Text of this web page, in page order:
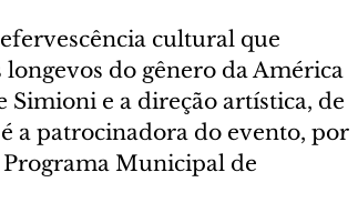
cultural que
do gênero da América
Simioni e a direção artística, de
a patrocinadora do evento, por
Municipal de